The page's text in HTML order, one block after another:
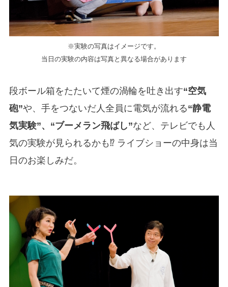
※実験の写真はイメージです。
当日の実験の内容は写真と異なる場合があります
段ボール箱をたたいて煙の渦輪を吐き出す“空気
砲”や、手をつないだ人全員に電気が流れる“静電
気実験”、“ブーメラン飛ばし”など、テレビでも人
気の実験が見られるかも⁉ ライブショーの中身は当
日のお楽しみだ。